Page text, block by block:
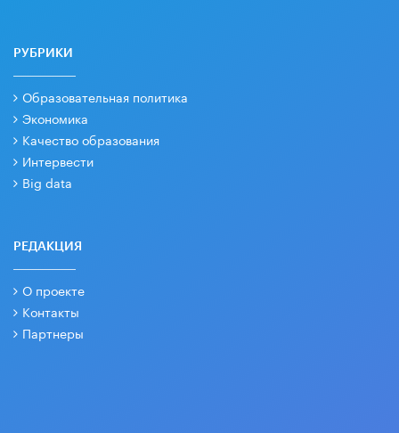
РУБРИКИ
Образовательная политика
Экономика
Качество образования
Интервести
Big data
РЕДАКЦИЯ
О проекте
Контакты
Партнеры